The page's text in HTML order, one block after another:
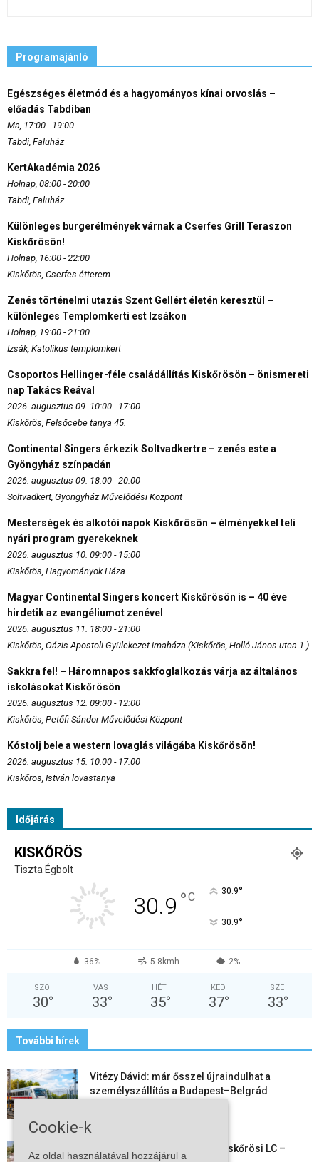
Programajánló
Egészséges életmód és a hagyományos kínai orvoslás –
előadás Tabdiban
Ma, 17:00 - 19:00
Tabdi, Faluház
KertAkadémia 2026
Holnap, 08:00 - 20:00
Tabdi, Faluház
Különleges burgerélmények várnak a Cserfes Grill Teraszon
Kiskőrösön!
Holnap, 16:00 - 22:00
Kiskőrös, Cserfes étterem
Zenés történelmi utazás Szent Gellért életén keresztül –
különleges Templomkerti est Izsákon
Holnap, 19:00 - 21:00
Izsák, Katolikus templomkert
Csoportos Hellinger-féle családállítás Kiskőrösön – önismereti
nap Takács Reával
2026. augusztus 09. 10:00 - 17:00
Kiskőrös, Felsőcebe tanya 45.
Continental Singers érkezik Soltvadkertre – zenés este a
Gyöngyház színpadán
2026. augusztus 09. 18:00 - 20:00
Soltvadkert, Gyöngyház Művelődési Központ
Mesterségek és alkotói napok Kiskőrösön – élményekkel teli
nyári program gyerekeknek
2026. augusztus 10. 09:00 - 15:00
Kiskőrös, Hagyományok Háza
Magyar Continental Singers koncert Kiskőrösön is – 40 éve
hirdetik az evangéliumot zenével
2026. augusztus 11. 18:00 - 21:00
Kiskőrös, Oázis Apostoli Gyülekezet imaháza (Kiskőrös, Holló János utca 1.)
Sakkra fel! – Háromnapos sakkfoglalkozás várja az általános
iskolásokat Kiskőrösön
2026. augusztus 12. 09:00 - 12:00
Kiskőrös, Petőfi Sándor Művelődési Központ
Kóstolj bele a western lovaglás világába Kiskőrösön!
2026. augusztus 15. 10:00 - 17:00
Kiskőrös, István lovastanya
Időjárás
KISKŐRÖS
Tiszta Égbolt
30.9 °C 30.9°
30.9°
36% 5.8kmh 2%
SZO
30°
VAS
33°
HÉT
35°
KED
37°
SZE
33°
További hírek
Vitézy Dávid: már ősszel újraindulhat a
személyszállítás a Budapest–Belgrád
Megkezdte a felkészülést a Kiskőrösi LC –
Cookie-k
Az oldal használatával hozzájárul a